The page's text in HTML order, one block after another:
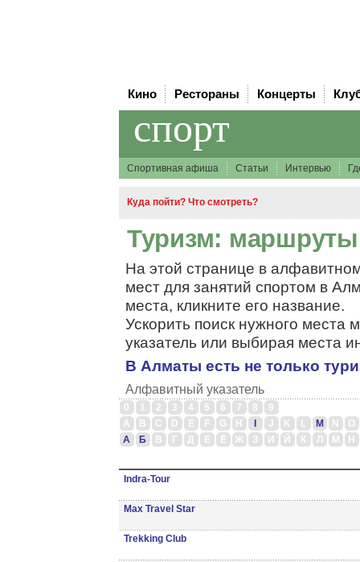
Кино Рестораны Концерты
спорт
Спортивная афиша Статьи Интервью
Куда пойти? Что смотреть?
Туризм:
На этой странице в
мест для занятий спортом в
места, кликните его название.
Ускорить поиск нужного
указатель или выбирая места
В Алматы есть не только
Алфавитный указатель
0 1 2 3 4 5 6 7 8
9
A
B C D E F G H J K L M N
O
А
Б В Г Д Е Ё Ж З И Й К Л М Н
Indra-Tour
Max Travel Star
Trekking Club